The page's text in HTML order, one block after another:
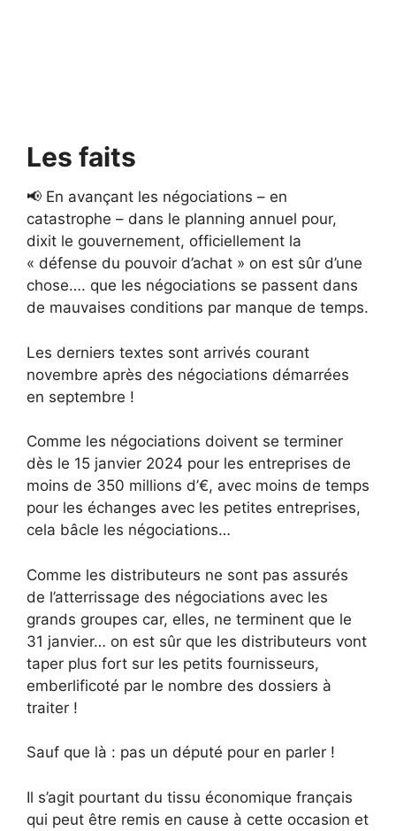
Les faits
📢 En avançant les négociations – en
catastrophe – dans le planning annuel pour,
dixit le gouvernement, officiellement la
« défense du pouvoir d’achat » on est sûr d’une
chose…. que les négociations se passent dans
de mauvaises conditions par manque de temps.
Les derniers textes sont arrivés courant
novembre après des négociations démarrées
en septembre !
Comme les négociations doivent se terminer
dès le 15 janvier 2024 pour les entreprises de
moins de 350 millions d’€, avec moins de temps
pour les échanges avec les petites entreprises,
cela bâcle les négociations…
Comme les distributeurs ne sont pas assurés
de l’atterrissage des négociations avec les
grands groupes car, elles, ne terminent que le
31 janvier… on est sûr que les distributeurs vont
taper plus fort sur les petits fournisseurs,
emberlificoté par le nombre des dossiers à
traiter !
Sauf que là : pas un député pour en parler !
Il s’agit pourtant du tissu économique français
qui peut être remis en cause à cette occasion et